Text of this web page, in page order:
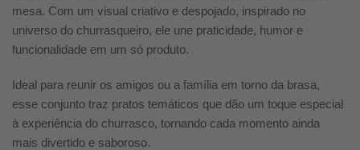
mesa. Com um visual criativo e despojado, inspirado no
universo do churrasqueiro, ele une praticidade, humor e
funcionalidade em um só produto.
Ideal para reunir os amigos ou a família em torno da brasa,
esse conjunto traz pratos temáticos que dão um toque especial
à experiência do churrasco, tornando cada momento ainda
mais divertido e saboroso.